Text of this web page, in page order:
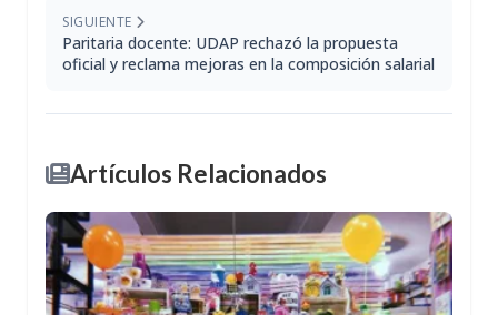
SIGUIENTE
Paritaria docente: UDAP rechazó la propuesta
oficial y reclama mejoras en la composición salarial
Artículos Relacionados